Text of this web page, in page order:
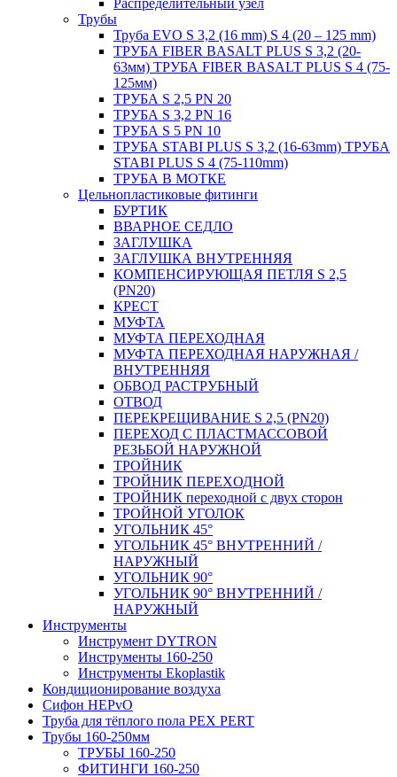
Распределительный узел
Трубы
Труба EVO S 3,2 (16 mm) S 4 (20 – 125 mm)
ТРУБА FIBER BASALT PLUS S 3,2 (20-
63мм) ТРУБА FIBER BASALT PLUS S 4 (75-
125мм)
ТРУБА S 2,5 PN 20
ТРУБА S 3,2 PN 16
ТРУБА S 5 PN 10
ТРУБА STABI PLUS S 3,2 (16-63mm) ТРУБА
STABI PLUS S 4 (75-110mm)
ТРУБА В МОТКЕ
Цельнопластиковые фитинги
БУРТИК
ВВАРНОЕ СЕДЛО
ЗАГЛУШКА
ЗАГЛУШКА ВНУТРЕННЯЯ
КОМПЕНСИРУЮЩАЯ ПЕТЛЯ S 2,5
(PN20)
КРЕСТ
МУФТА
МУФТА ПЕРЕХОДНАЯ
МУФТА ПЕРЕХОДНАЯ НАРУЖНАЯ /
ВНУТРЕННЯЯ
ОБВОД РАСТРУБНЫЙ
ОТВОД
ПЕРЕКРЕЩИВАНИЕ S 2,5 (PN20)
ПЕРЕХОД С ПЛАСТМАССОВОЙ
РЕЗЬБОЙ НАРУЖНОЙ
ТРОЙНИК
ТРОЙНИК ПЕРЕXОДНОЙ
ТРОЙНИК переходной с двух сторон
ТРОЙНОЙ УГОЛОК
УГОЛЬНИК 45°
УГОЛЬНИК 45° ВНУТРЕННИЙ /
НАРУЖНЫЙ
УГОЛЬНИК 90°
УГОЛЬНИК 90° ВНУТРЕННИЙ /
НАРУЖНЫЙ
Инструменты
Инструмент DYTRON
Инструменты 160-250
Инструменты Ekoplastik
Кондиционирование воздуха
Сифон HEPvO
Труба для тёплого пола PEX PERT
Трубы 160-250мм
ТРУБЫ 160-250
ФИТИНГИ 160-250